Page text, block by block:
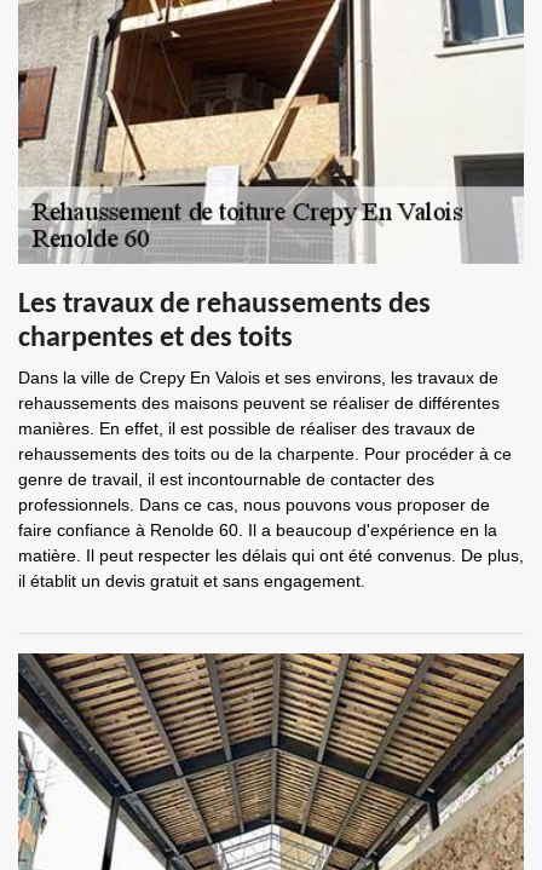
Les travaux de rehaussements des
charpentes et des toits
Dans la ville de Crepy En Valois et ses environs, les travaux de
rehaussements des maisons peuvent se réaliser de différentes
manières. En effet, il est possible de réaliser des travaux de
rehaussements des toits ou de la charpente. Pour procéder à ce
genre de travail, il est incontournable de contacter des
professionnels. Dans ce cas, nous pouvons vous proposer de
faire confiance à Renolde 60. Il a beaucoup d'expérience en la
matière. Il peut respecter les délais qui ont été convenus. De plus,
il établit un devis gratuit et sans engagement.